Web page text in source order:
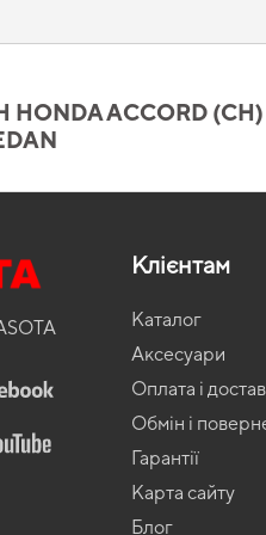
уваги
враховуються сучасні
ACCORD (CH)
Клієнтам
Каталог
Аксесуари
Оплата і
Обмін і
Гарантії
Карта сайту
Блог